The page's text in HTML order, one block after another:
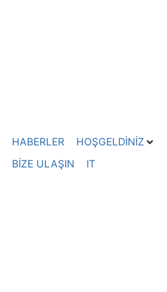
HABERLER HOŞGELDİNİZ
BİZE ULAŞIN
IT